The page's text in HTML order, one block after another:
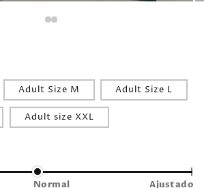
Adult Size M Adult Size L
Adult size XXL
Normal Ajustado